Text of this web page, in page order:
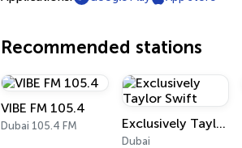
Recommended stations
VIBE FM 105.4
Dubai 105.4 FM Exclusively Taylor Swift
Dubai